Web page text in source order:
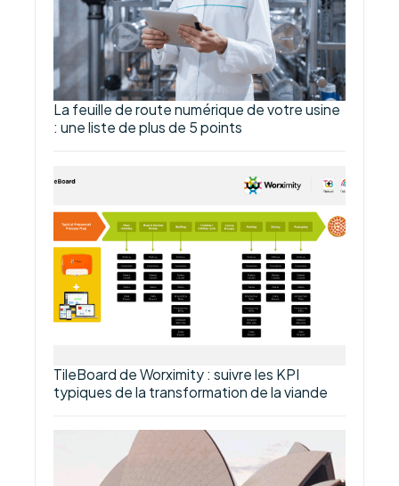
La feuille de route numérique de votre usine
: une liste de plus de 5 points
TileBoard de Worximity : suivre les KPI
typiques de la transformation de la viande